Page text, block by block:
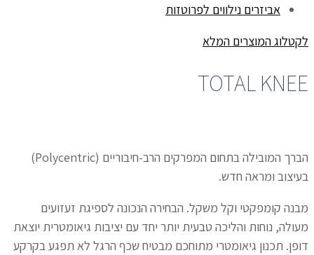
אביזרים נילווים לפרוטזות
לקטלוג המוצרים המלא
TOTAL KNEE
הברך המובילה בתחום המפרקים הרב-חיבוריים (Polycentric)
בעיצוב ומראה חדש.
מבנה קומפקטי וקל משקל. הבחירה הנכונה לספיגת זעזועים
מעולה, נוחות והליכה טבעית יותר יחד עם יציבות גיאומטרית יוצאת
דופן. תכנון גיאומטרי מתוחכם מבטיח שכף הרגל לא תפגע בקרקע